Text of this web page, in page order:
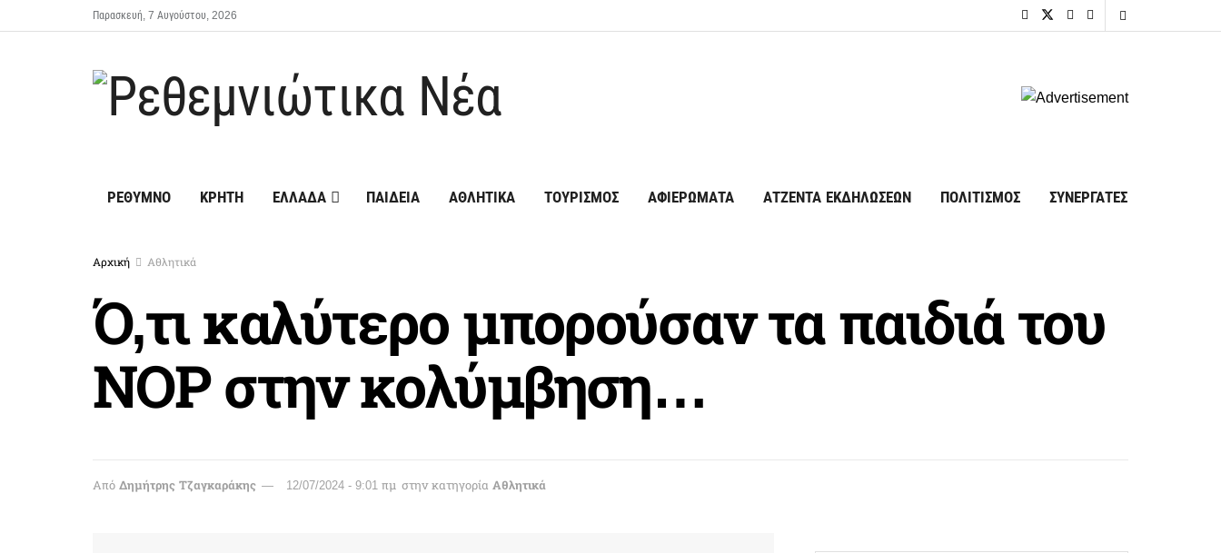
Παρασκευή, 7 Αυγούστου, 2026
ΡΕΘΥΜΝΟ ΚΡΗΤΗ ΕΛΛΑΔΑ ΠΑΙΔΕΙΑ ΑΘΛΗΤΙΚΑ ΤΟΥΡΙΣΜΟΣ ΑΦΙΕΡΩΜΑΤΑ ΑΤΖΕΝΤΑ ΕΚΔΗΛΩΣΕΩΝ ΠΟΛΙΤΙΣΜΟΣ ΣΥΝΕΡΓΑΤΕΣ
Αρχική Αθλητικά
Ό,τι καλύτερο μπορούσαν τα παιδιά του
ΝΟΡ στην κολύμβηση…
Από Δημήτρης Τζαγκαράκης 12/07/2024 - 9:01 πμ στην κατηγορία Αθλητικά